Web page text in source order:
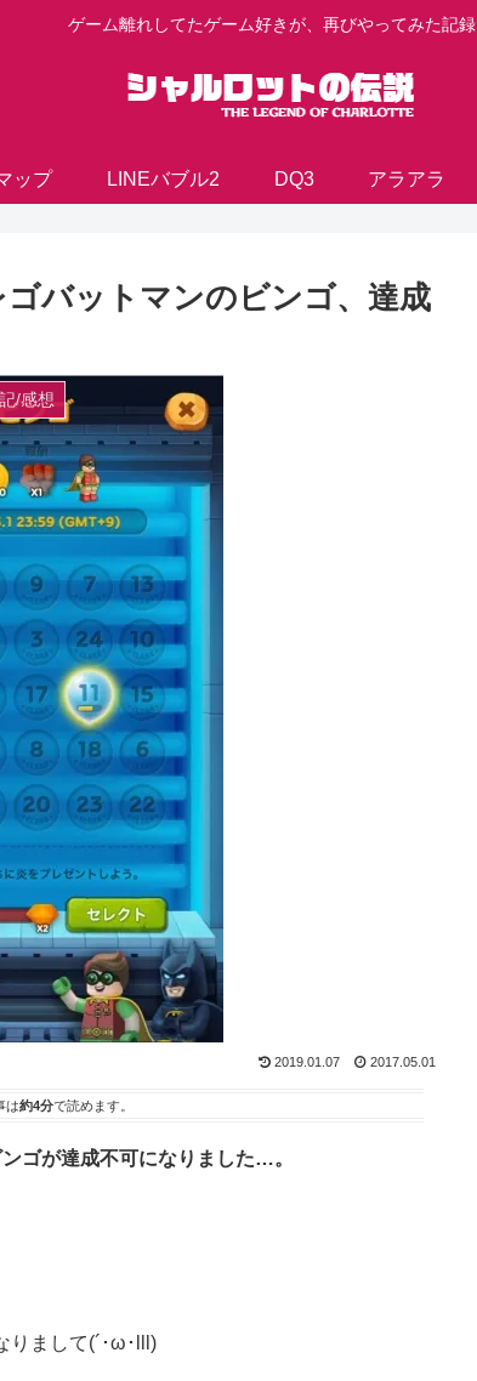
ゲーム離れしてたゲーム好きが、再びやってみた記録
ップ LINEバブル2 DQ3 アラアラ
バットマンのビンゴ、達成
/感想
2019.01.07 2017.05.01
は約4分で読めます。
ゴが達成不可になりました…。
りまして(´･ω･lll)